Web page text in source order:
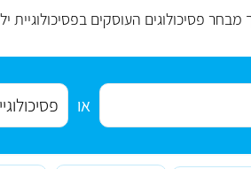
מבחר פסיכולוגים העוסקים בפסיכולוגיית
או